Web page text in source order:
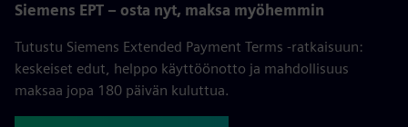
Siemens EPT – osta nyt, maksa myöhemmin
Tutustu Siemens Extended Payment Terms -ratkaisuun:
keskeiset edut, helppo käyttöönotto ja mahdollisuus
maksaa jopa 180 päivän kuluttua.